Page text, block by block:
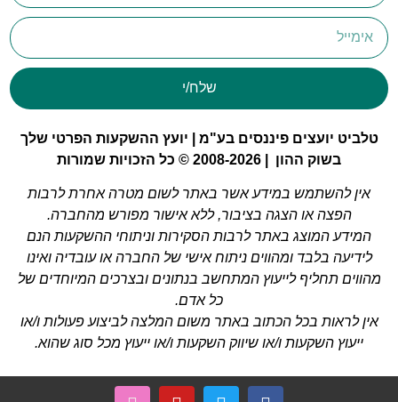
שלח/י
טלביט יועצים פיננסים בע"מ | יועץ ההשקעות הפרטי שלך
בשוק ההון | 2008-2026 © כל הזכויות שמורות
אין להשתמש במידע אשר באתר לשום מטרה אחרת לרבות
הפצה או הצגה בציבור, ללא אישור מפורש מהחברה.
המידע המוצג באתר לרבות הסקירות וניתוחי ההשקעות הנם
לידיעה בלבד ומהווים ניתוח אישי של החברה או עובדיה ואינו
מהווים תחליף לייעוץ המתחשב בנתונים ובצרכים המיוחדים של
כל אדם.
אין לראות בכל הכתוב באתר משום המלצה לביצוע פעולות ו/או
ייעוץ השקעות ו/או שיווק השקעות ו/או ייעוץ מכל סוג שהוא.